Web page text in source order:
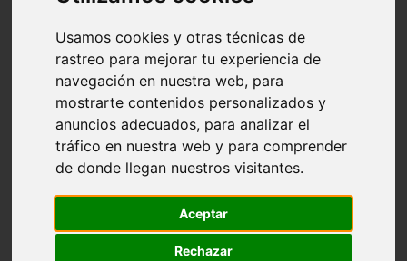
Usamos cookies y otras técnicas de
rastreo para mejorar tu experiencia de
navegación en nuestra web, para
mostrarte contenidos personalizados y
anuncios adecuados, para analizar el
tráfico en nuestra web y para comprender
de donde llegan nuestros visitantes.
Aceptar
Rechazar
cuanto
cuantos
dieta
dormir
ejercicio
engorda
es_es
gluten
hierro
magnesio
mejor
queso